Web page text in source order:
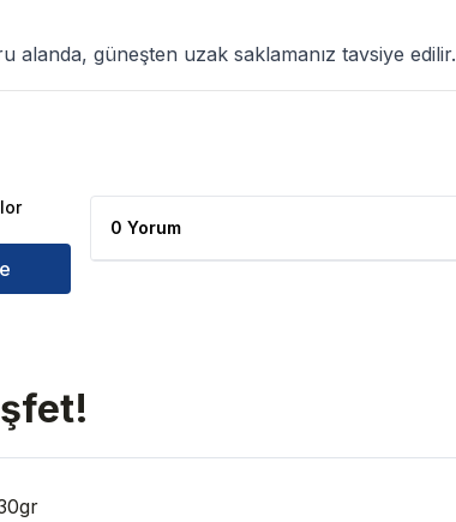
alanda, güneşten uzak saklamanız tavsiye edilir.
Ürün Yorumları
0 Yorum